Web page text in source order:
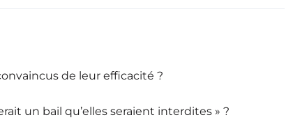
de leur efficacité ?
un bail qu’elles seraient interdites » ?